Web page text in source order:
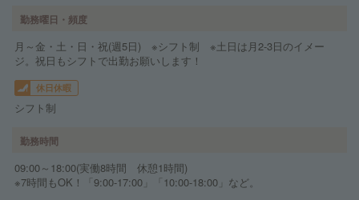
勤務曜日・頻度
月～金・土・日・祝(週5日) ※シフト制 ※土日は月2-3日のイメー
ジ。祝日もシフトで出勤お願いします！
休日休暇
シフト制
勤務時間
09:00～18:00(実働8時間 休憩1時間)
※7時間もOK！「9:00-17:00」「10:00-18:00」など。